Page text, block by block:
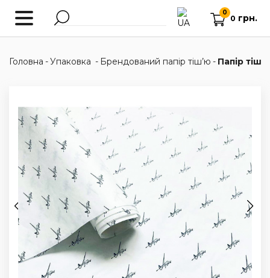
0
0 грн.
Головна -Упаковка - Брендований папір тіш’ю - Папір